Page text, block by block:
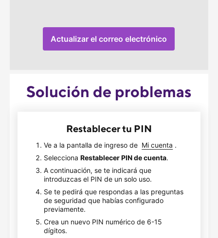
Actualizar el correo electrónico
, se abre en una ventana
Solución de problemas
Restablecer tu PIN
Ve a la pantalla de ingreso de Mi cuenta .
SeleccionaRestablecer PIN de cuenta.
A continuación, se te indicará que
introduzcas el PIN de un solo uso.
Se te pedirá que respondas a las preguntas
de seguridad que habías configurado
previamente.
Crea un nuevo PIN numérico de 6-15
dígitos.